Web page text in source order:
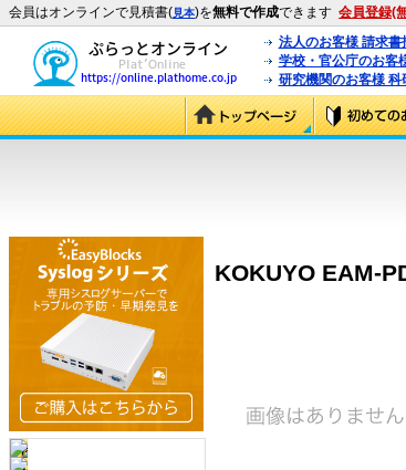
会員はオンラインで見積書(見本)を無料で作成できます 会員登録(
法人のお客様 請求書
学校・官公庁のお客
研究機関のお客様
KOKUYO EAM-